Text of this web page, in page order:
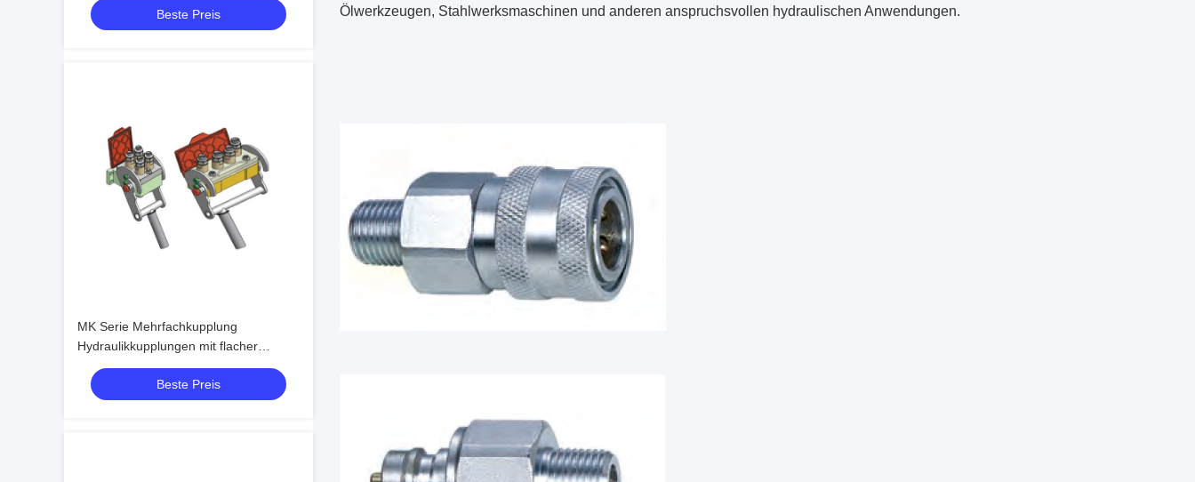
SchwermaschinenBeste Preis
MK Serie Mehrfachkupplung
Hydraulikkupplungen mit flacher
Dichtfläche ISO-Standard
Schnellkupplungssystem
Beste Preis
Ölwerkzeugen, Stahlwerksmaschinen und anderen anspruchsvollen hydraulischen Anwendungen.